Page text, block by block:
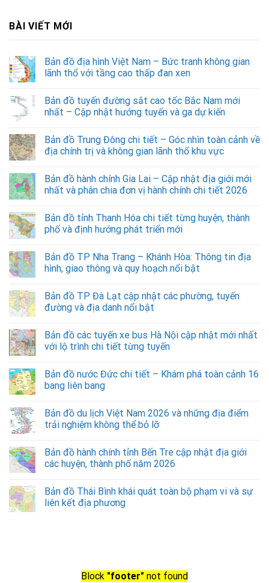
BÀI VIẾT MỚI
Bản đồ địa hình Việt Nam – Bức tranh không gian
lãnh thổ với tầng cao thấp đan xen
Bản đồ tuyến đường sắt cao tốc Bắc Nam mới
nhất – Cập nhật hướng tuyến và ga dự kiến
Bản đồ Trung Đông chi tiết – Góc nhìn toàn cảnh về
địa chính trị và không gian lãnh thổ khu vực
Bản đồ hành chính Gia Lai – Cập nhật địa giới mới
nhất và phân chia đơn vị hành chính chi tiết 2026
Bản đồ tỉnh Thanh Hóa chi tiết từng huyện, thành
phố và định hướng phát triển mới
Bản đồ TP Nha Trang – Khánh Hòa: Thông tin địa
hình, giao thông và quy hoạch nổi bật
Bản đồ TP Đà Lạt cập nhật các phường, tuyến
đường và địa danh nổi bật
Bản đồ các tuyến xe bus Hà Nội cập nhật mới nhất
với lộ trình chi tiết từng tuyến
Bản đồ nước Đức chi tiết – Khám phá toàn cảnh 16
bang liên bang
Bản đồ du lịch Việt Nam 2026 và những địa điểm
trải nghiệm không thể bỏ lỡ
Bản đồ hành chính tỉnh Bến Tre cập nhật địa giới
các huyện, thành phố năm 2026
Bản đồ Thái Bình khái quát toàn bộ phạm vi và sự
liên kết địa phương
Block "footer" not found